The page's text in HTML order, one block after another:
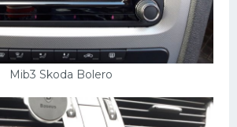
Mib3 Skoda Bolero